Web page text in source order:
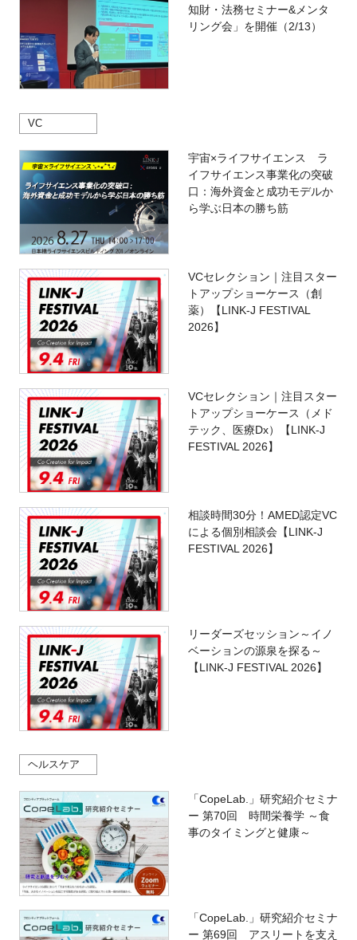
知財・法務セミナー&メンタ
リング会」を開催（2/13）
VC
宇宙×ライフサイエンス ラ
イフサイエンス事業化の突破
口：海外資金と成功モデルか
ら学ぶ日本の勝ち筋
VCセレクション｜注目スター
トアップショーケース（創
薬）【LINK-J FESTIVAL
2026】
VCセレクション｜注目スター
トアップショーケース（メド
テック、医療Dx）【LINK-J
FESTIVAL 2026】
相談時間30分！AMED認定VC
による個別相談会【LINK-J
FESTIVAL 2026】
リーダーズセッション～イノ
ベーションの源泉を探る～
【LINK-J FESTIVAL 2026】
ヘルスケア
「CopeLab.」研究紹介セミナ
ー 第70回 時間栄養学 ～食
事のタイミングと健康～
「CopeLab.」研究紹介セミナ
ー 第69回 アスリートを支え